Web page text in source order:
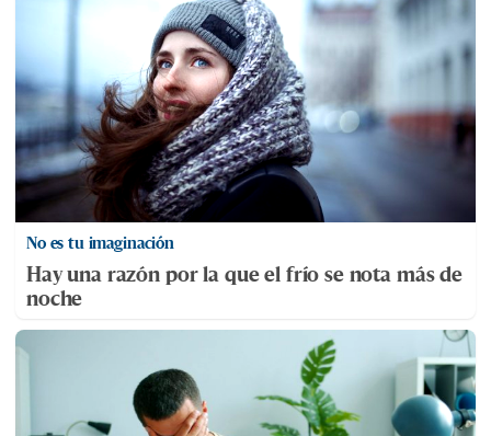
No es tu imaginación
Hay una razón por la que el frío se nota más de
noche